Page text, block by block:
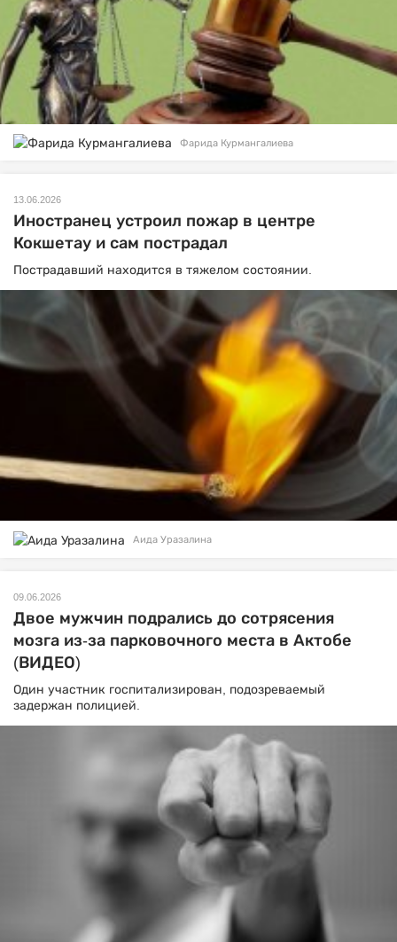
Фарида Курмангалиева
13.06.2026
Иностранец устроил пожар в центре
Кокшетау и сам пострадал
Пострадавший находится в тяжелом состоянии.
Аида Уразалина
09.06.2026
Двое мужчин подрались до сотрясения
мозга из-за парковочного места в Актобе
(ВИДЕО)
Один участник госпитализирован, подозреваемый
задержан полицией.